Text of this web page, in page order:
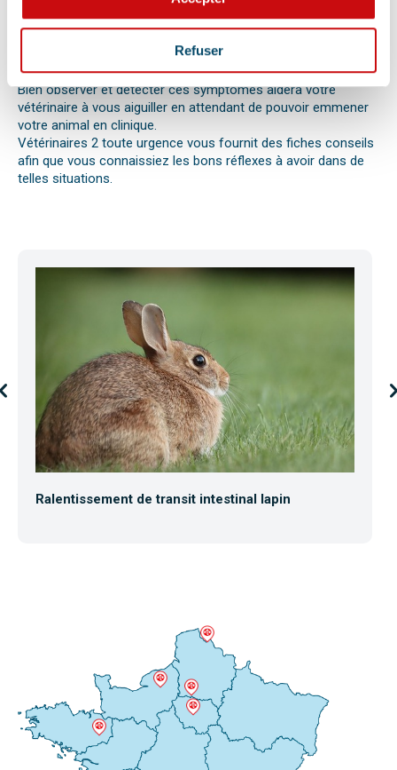
Refuser
réaction allergique avec œdème de Quincke, d’une intoxication
ou envenimation, d’un syndrome dilatation torsion de
l’estomac chez le chien, d’une mise bas, d’une infection
utérine ou pyomètre, une paralysie, etc.
Bien observer et détecter ces symptômes aidera votre
vétérinaire à vous aiguiller en attendant de pouvoir emmener
votre animal en clinique.
Vétérinaires 2 toute urgence vous fournit des fiches conseils
afin que vous connaissiez les bons réflexes à avoir dans de
telles situations.
Ralentissement de transit intestinal lapin